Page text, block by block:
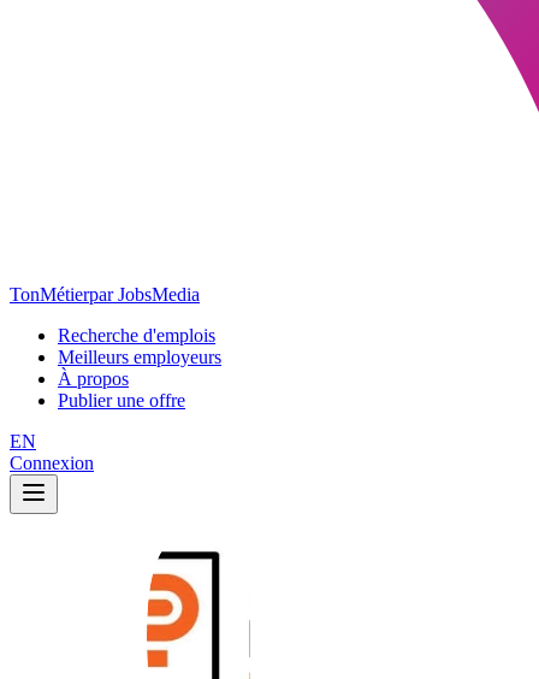
TonMétierpar JobsMedia
Recherche d'emplois
Meilleurs employeurs
À propos
Publier une offre
EN
Connexion